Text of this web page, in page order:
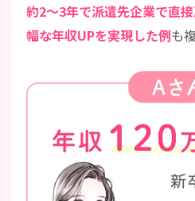
約2～3年で派遣先企業で直
幅な年収UPを実現した例も